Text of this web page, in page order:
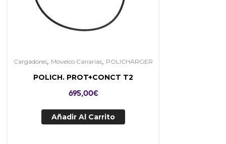
Cargadores Movelco Canarias POLICHARGER
POLICH. PROT+CONCT T2
695,00€
Añadir Al Carrito